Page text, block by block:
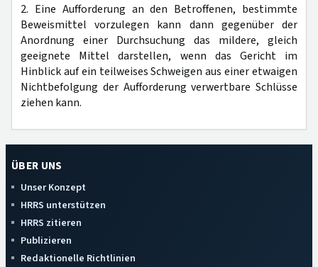
2. Eine Aufforderung an den Betroffenen, bestimmte
Beweismittel vorzulegen kann dann gegenüber der
Anordnung einer Durchsuchung das mildere, gleich
geeignete Mittel darstellen, wenn das Gericht im
Hinblick auf ein teilweises Schweigen aus einer etwaigen
Nichtbefolgung der Aufforderung verwertbare Schlüsse
ziehen kann.
ÜBER UNS
Unser Konzept
HRRS unterstützen
HRRS zitieren
Publizieren
Redaktionelle Richtlinien